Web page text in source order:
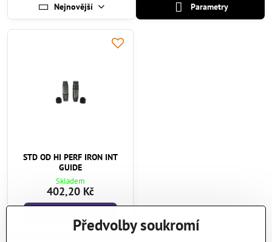
Nejnovější Parametry
STD OD HI PERF IRON INT
GUIDE
Skladem
402,20 Kč
Předvolby soukromí